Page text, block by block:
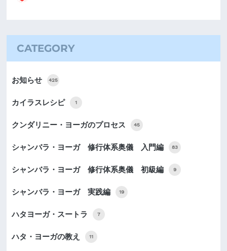
CATEGORY
お知らせ 425
カイラスレシピ 1
クンダリニー・ヨーガのプロセス 45
シャンバラ・ヨーガ 修行体系奥儀 入門編 83
シャンバラ・ヨーガ 修行体系奥儀 初級編 9
シャンバラ・ヨーガ 実践編 19
ハタヨーガ・スートラ 7
ハタ・ヨーガの教え 11